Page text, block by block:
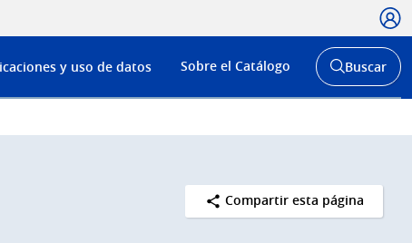
Menú
de
y uso de datos Sobre el Catálogo
Abrir
buscador
Buscar
Compartir esta página